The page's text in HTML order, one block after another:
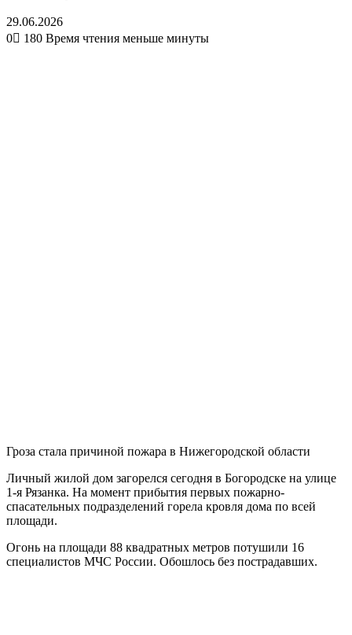
29.06.2026
0
180 Время чтения меньше минуты
Гроза стала причиной пожара в Нижегородской области
Личный жилой дом загорелся сегодня в Богородске на улице
1-я Рязанка. На момент прибытия первых пожарно-
спасательных подразделений горела кровля дома по всей
площади.
Огонь на площади 88 квадратных метров потушили 16
специалистов МЧС России. Обошлось без пострадавших.